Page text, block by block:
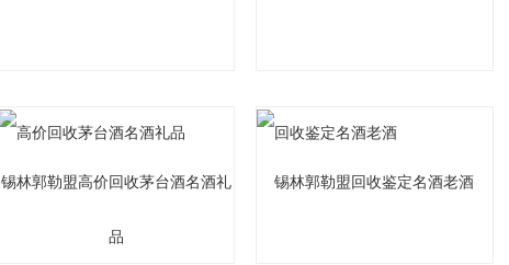
锡林郭勒盟高价回收茅台酒名酒礼
品
锡林郭勒盟回收鉴定名酒老酒